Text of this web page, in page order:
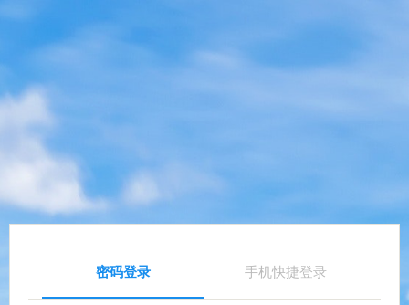
密码登录 手机快捷登录